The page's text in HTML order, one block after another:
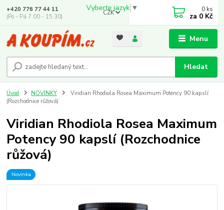
Vyberte jazyk ▼
Menu
CZK
Hledat
+420 776 77 44 11
(Po - Pá 7.00 - 15.30)
0 ks
za 0 Kč
Úvod NOVINKY
Viridian Rhodiola Rosea Maximum Potency 90 kapslí
(Rozchodnice růžová)
Viridian Rhodiola Rosea Maximum
Potency 90 kapslí (Rozchodnice
růžová)
Novinka